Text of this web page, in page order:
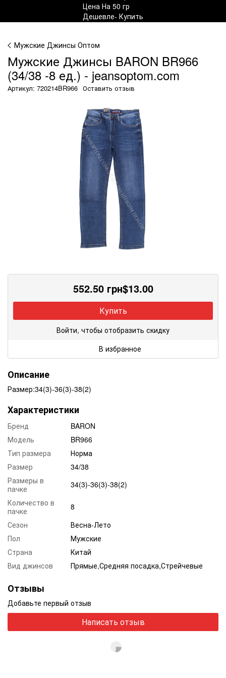
Мужские Джинсы Оптом
Мужские Джинсы BARON BR966
(34/38 -8 ед.) - jeansoptom.com
Артикул: 720214BR966 Оставить отзыв
552.50грн$13.00
Купить
Войти, чтобы отобразить скидку
В избранное
Описание
Размер:34(3)-36(3)-38(2)
Характеристики
Бренд
BARON
Модель
BR966
Тип размера
Норма
Размер
34/38
Размеры в
пачке
34(3)-36(3)-38(2)
Количество в
пачке
8
Сезон
Весна-Лето
Пол
Мужские
Страна
Китай
Вид джинсов
Прямые,Средняя посадка,Стрейчевые
Отзывы
Добавьте первый отзыв
Написать отзыв